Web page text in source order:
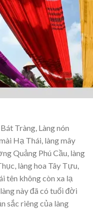
Tràng, Làng nón
Hạ Thái, làng mây
Quảng Phú Cầu, làng
làng hoa Tây Tựu,
tên không còn xa lạ
này đã có tuổi đời
sắc riêng của làng